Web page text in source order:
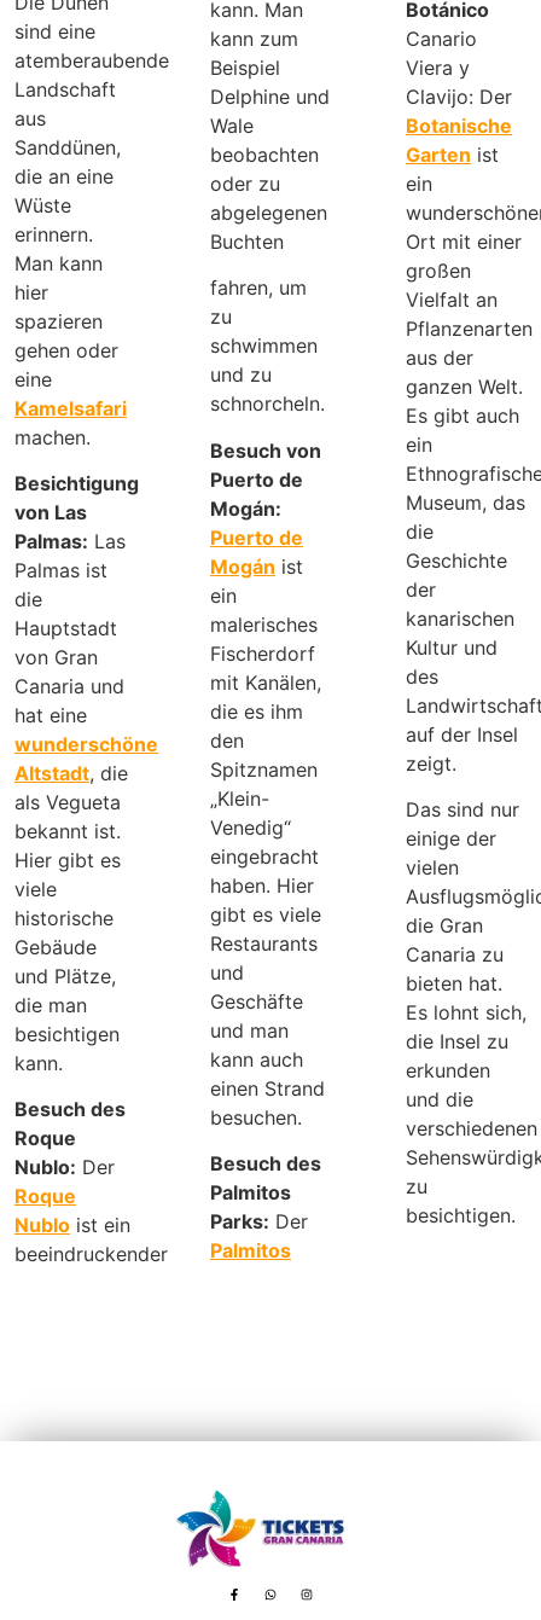
sind eine
atemberaubende
Landschaft
aus
Sanddünen,
die an eine
Wüste
erinnern.
Man kann
hier
spazieren
gehen oder
eine
Kamelsafari
machen.
Besichtigung
von Las
Palmas: Las
Palmas ist
die
Hauptstadt
von Gran
Canaria und
hat eine
wunderschöne
Altstadt, die
als Vegueta
bekannt ist.
Hier gibt es
viele
historische
Gebäude
und Plätze,
die man
besichtigen
kann.
Besuch des
Roque
Nublo: Der
Roque
Nublo ist ein
beeindruckender
kann. Man
kann zum
Beispiel
Delphine und
Wale
beobachten
oder zu
abgelegenen
Buchten
fahren, um
zu
schwimmen
und zu
schnorcheln.
Besuch von
Puerto de
Mogán:
Puerto de
Mogán ist
ein
malerisches
Fischerdorf
mit Kanälen,
die es ihm
den
Spitznamen
„Klein-
Venedig“
eingebracht
haben. Hier
gibt es viele
Restaurants
und
Geschäfte
und man
kann auch
einen Strand
besuchen.
Besuch des
Palmitos
Parks: Der
Palmitos
Botánico
Canario
Viera y
Clavijo: Der
Botanische
Garten ist
ein
Ort mit einer
großen
Vielfalt an
Pflanzenarten
aus der
ganzen Welt.
Es gibt auch
ein
Museum, das
die
Geschichte
der
kanarischen
Kultur und
des
auf der Insel
zeigt.
Das sind nur
einige der
vielen
die Gran
Canaria zu
bieten hat.
Es lohnt sich,
die Insel zu
erkunden
und die
verschiedenen
zu
besichtigen.